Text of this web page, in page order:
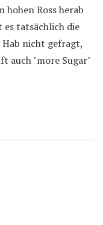
hohen Ross herab
es tatsächlich die
Hab nicht gefragt,
auch "more Sugar"